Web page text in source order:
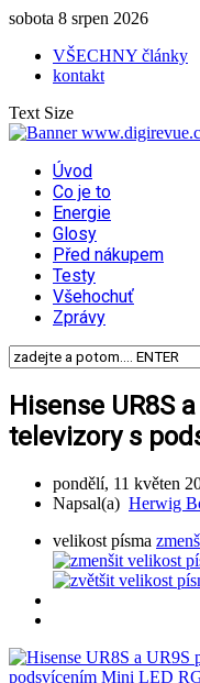
sobota 8 srpen 2026
VŠECHNY články
kontakt
Text Size
Úvod
Co je to
Energie
Glosy
Před nákupem
Testy
Všehochuť
Zprávy
Hisense UR8S
televizory s
pondělí, 11 květen
Napsal(a) Herwig
velikost písma